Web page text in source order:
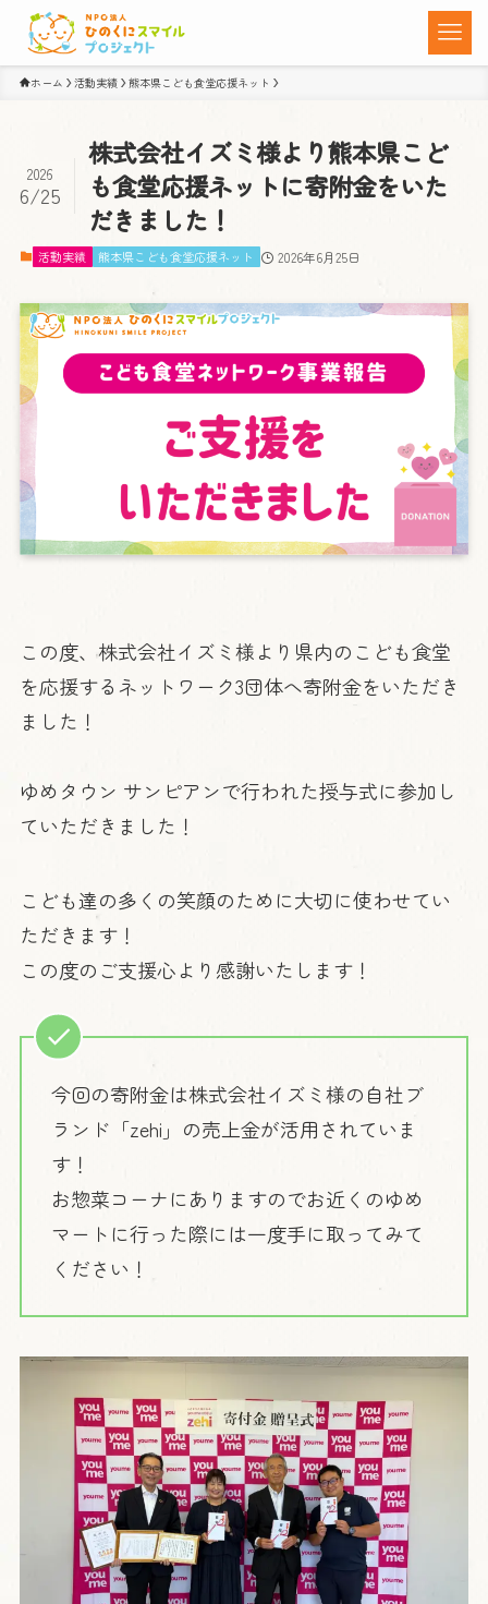
ホーム 活動実績 熊本県こども食堂応援ネット
株式会社イズミ様より熊本県こど
も食堂応援ネットに寄附金をいた
だきました！
2026
6/25
活動実績 熊本県こども食堂応援ネット 2026年6月25日
この度、株式会社イズミ様より県内のこども食堂
を応援するネットワーク3団体へ寄附金をいただき
ました！
ゆめタウン サンピアンで行われた授与式に参加し
ていただきました！
こども達の多くの笑顔のために大切に使わせてい
ただきます！
この度のご支援心より感謝いたします！
今回の寄附金は株式会社イズミ様の自社ブ
ランド「zehi」の売上金が活用されていま
す！
お惣菜コーナにありますのでお近くのゆめ
マートに行った際には一度手に取ってみて
ください！